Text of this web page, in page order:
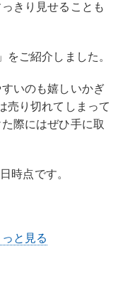
きり見せることも
」をご紹介しました。
いのも嬉しいかぎ
売り切れてしまって
際にはぜひ手に取
時点です。
と見る